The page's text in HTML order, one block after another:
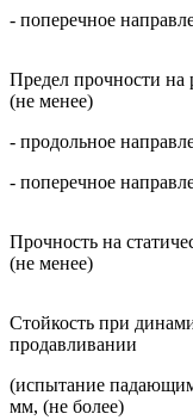
- поперечное
Предел прочности на
(не менее)
- продольное
- поперечное
Прочность на
(не менее)
Стойкость при
продавливании
(испытание
мм, (не более)